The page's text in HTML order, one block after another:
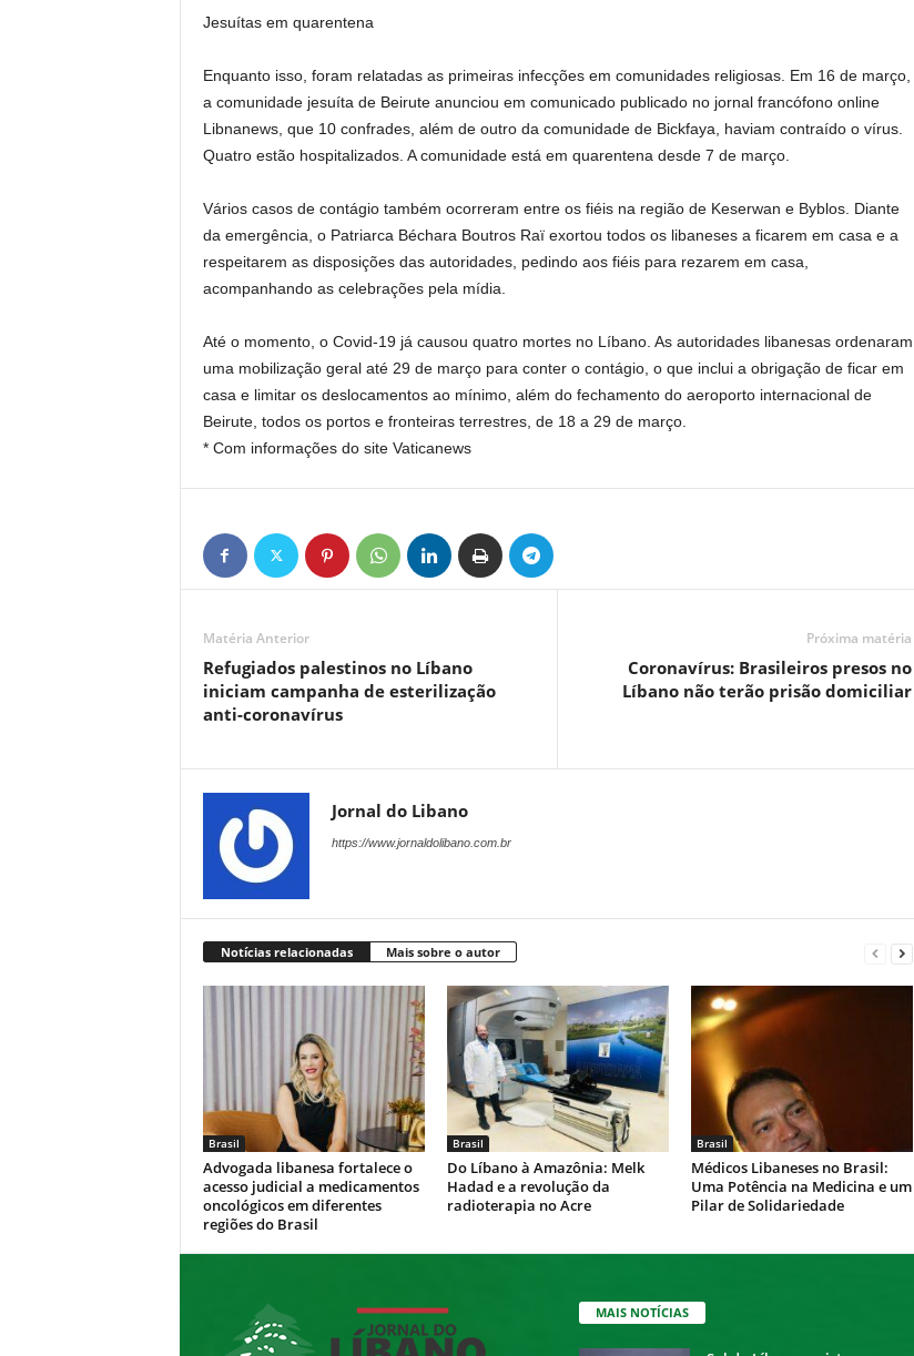
Jesuítas em quarentena
Enquanto isso, foram relatadas as primeiras infecções em comunidades religiosas. Em 16 de março,
a comunidade jesuíta de Beirute anunciou em comunicado publicado no jornal francófono online
Libnanews, que 10 confrades, além de outro da comunidade de Bickfaya, haviam contraído o vírus.
Quatro estão hospitalizados. A comunidade está em quarentena desde 7 de março.
Vários casos de contágio também ocorreram entre os fiéis na região de Keserwan e Byblos. Diante
da emergência, o Patriarca Béchara Boutros Raï exortou todos os libaneses a ficarem em casa e a
respeitarem as disposições das autoridades, pedindo aos fiéis para rezarem em casa,
acompanhando as celebrações pela mídia.
Até o momento, o Covid-19 já causou quatro mortes no Líbano. As autoridades libanesas ordenaram
uma mobilização geral até 29 de março para conter o contágio, o que inclui a obrigação de ficar em
casa e limitar os deslocamentos ao mínimo, além do fechamento do aeroporto internacional de
Beirute, todos os portos e fronteiras terrestres, de 18 a 29 de março.
* Com informações do site Vaticanews
Matéria Anterior
Refugiados palestinos no Líbano
iniciam campanha de esterilização
anti-coronavírus
Próxima matéria
Coronavírus: Brasileiros presos no
Líbano não terão prisão domiciliar
Jornal do Libano
https://www.jornaldolibano.com.br
Notícias relacionadas Mais sobre o autor
Brasil
Advogada libanesa fortalece o
acesso judicial a medicamentos
oncológicos em diferentes
regiões do Brasil
Brasil
Do Líbano à Amazônia: Melk
Hadad e a revolução da
radioterapia no Acre
Brasil
Médicos Libaneses no Brasil:
Uma Potência na Medicina e um
Pilar de Solidariedade
MAIS NOTÍCIAS